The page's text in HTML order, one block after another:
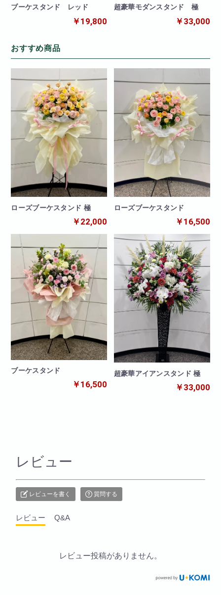
ブーケスタンド レッド
￥19,800
超豪華モダンスタンド 極
￥33,000
おすすめ商品
ローズブーケスタンド 極
￥22,000
ローズブーケスタンド
￥16,500
ブーケスタンド
￥16,500
超豪華アイアンスタンド 極
￥33,000
レビュー
レビューを書く 質問する
レビュー Q&A
レビュー投稿がありません。